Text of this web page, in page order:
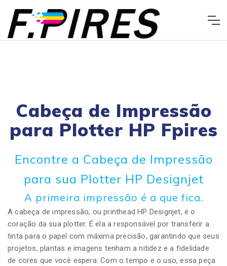
Cabeça de Impressão
para Plotter HP Fpires
Encontre a Cabeça de Impressão
para sua Plotter HP Designjet
A primeira impressão é a que fica.
A cabeça de impressão, ou printhead HP Designjet, é o
coração da sua plotter. É ela a responsável por transferir a
tinta para o papel com máxima precisão, garantindo que seus
projetos, plantas e imagens tenham a nitidez e a fidelidade
de cores que você espera. Com o tempo e o uso, essa peça